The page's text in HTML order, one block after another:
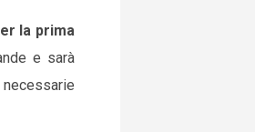
la prima
e sarà